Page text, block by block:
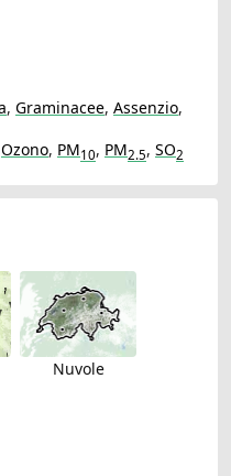
, Graminacee, Assenzio,
Ozono, PM10, PM2.5, SO2
Nuvole